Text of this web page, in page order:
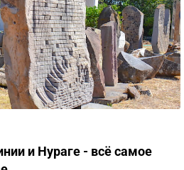
и Нураге - всё самое